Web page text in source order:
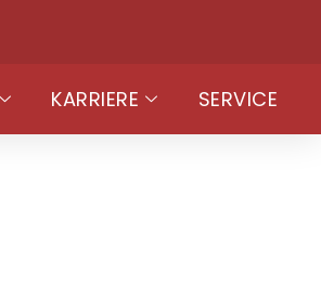
KARRIERE SERVICE